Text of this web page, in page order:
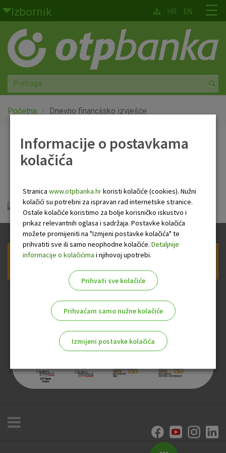
Skoči na glavni sadržaj
Izbornik
Građani
Privatno bankarstvo
Agro
Mala poduzeća i obrtnici
Globalna tržišta
O nama
☰
HR EN
Početna Dnevno financijsko izvješće
Dnevno financijsko
Dnevno financijsko izvješće.pdf
Prijava na newsletter OTP banke
Informacije o postavkama
kolačića
Stranica www.otpbanka.hrkoristi kolačiće (cookies). Nužni
kolačići su potrebni za ispravan rad internetske stranice.
Ostale kolačiće koristimo za bolje korisničko iskustvo i
prikaz relevantnih oglasa i sadržaja. Postavke kolačića
možete promijeniti na "Izmjeni postavke kolačića" te
prihvatiti sve ili samo neophodne kolačiće. Detaljnije
informacije o kolačićima i njihovoj upotrebi.
Prihvati sve kolačiće
Prihvaćam samo nužne kolačiće
Izmijeni postavke kolačića
Nužni kolačići